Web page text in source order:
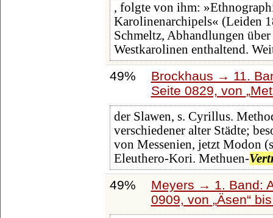
, folgte von ihm:
Karolinenarchipels« (Leiden
Schmeltz, Abhandlungen
Westkarolinen enthaltend.
49%
Brockhaus → 11.
Seite 0829, von
der Slawen, s. Cyrillus.
verschiedener alter Städte;
von Messenien, jetzt Modon
Eleuthero-Kori. Methuen-
49%
Meyers → 1. Band:
0909, von Äsen